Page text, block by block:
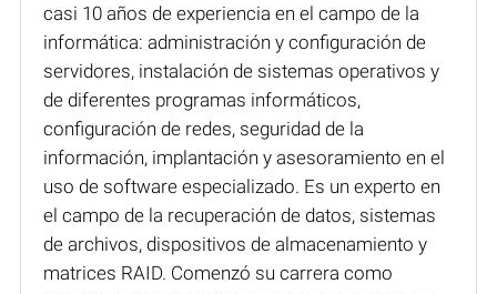
casi 10 años de experiencia en el campo de la
informática: administración y configuración de
servidores, instalación de sistemas operativos y
de diferentes programas informáticos,
configuración de redes, seguridad de la
información, implantación y asesoramiento en el
uso de software especializado. Es un experto en
el campo de la recuperación de datos, sistemas
de archivos, dispositivos de almacenamiento y
matrices RAID. Comenzó su carrera como